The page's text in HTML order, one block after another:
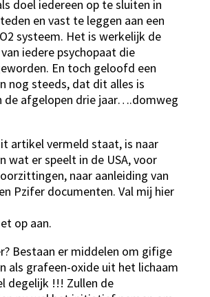
doel iedereen op te sluiten in
en vast te leggen aan een
systeem. Het is werkelijk de
iedere psychopaat die
En toch geloofd een
nog steeds, dat dit alles is
de afgelopen drie jaar….domweg
artikel vermeld staat, is naar
wat er speelt in de USA, voor
naar aanleiding van
Pzifer documenten. Val mij hier
op aan.
Bestaan er middelen om gifige
als grafeen-oxide uit het lichaam
degelijk !!! Zullen de